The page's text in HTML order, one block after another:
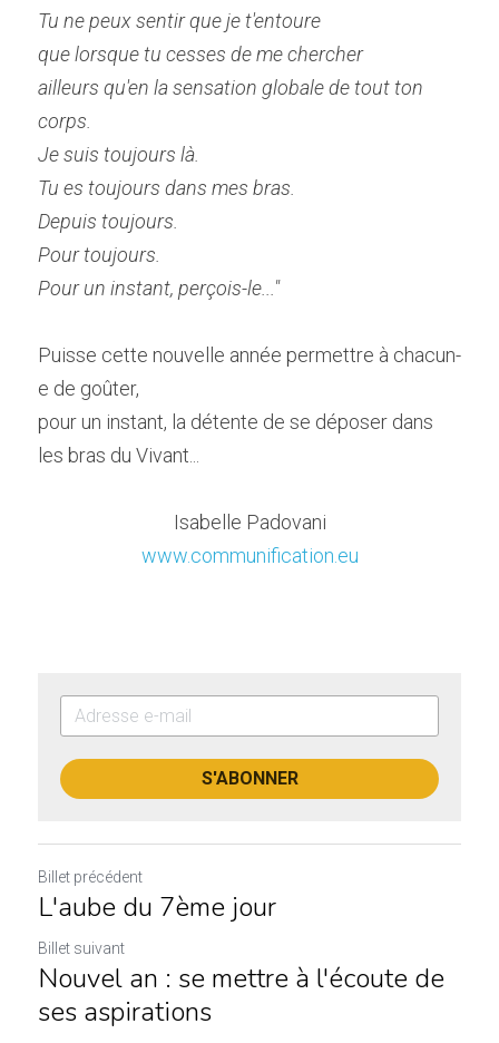
Tu ne peux sentir que je t'entoure
que lorsque tu cesses de me chercher
ailleurs qu'en la sensation globale de tout ton
corps.
Je suis toujours là.
Tu es toujours dans mes bras.
Depuis toujours.
Pour toujours.
Pour un instant, perçois-le..."
Puisse cette nouvelle année permettre à chacun-
e de goûter,
pour un instant, la détente de se déposer dans
les bras du Vivant...
Isabelle Padovani
www.communification.eu
S'ABONNER
Billet précédent
L'aube du 7ème jour
Billet suivant
Nouvel an : se mettre à l'écoute de
ses aspirations